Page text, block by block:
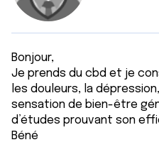
Bonjour,
Je prends du cbd et je
les douleurs, la
sensation de bien-être
d’études prouvant son
Béné